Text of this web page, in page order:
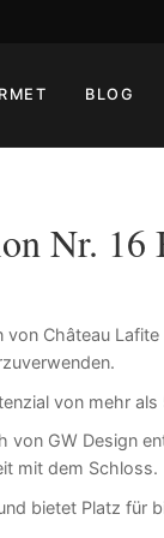
BLOG
Nr. 16
von Château
von mehr
von GW Design
mit dem Schloss.
bietet Platz für